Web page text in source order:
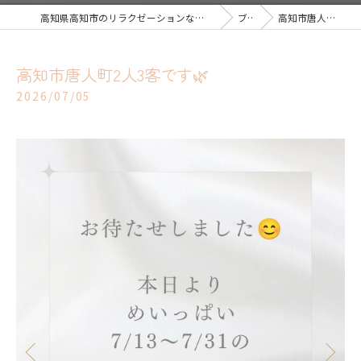
高知県高知市のリラクゼーションならキモチ上がるカラダ改善 2人3客 ブログ 高知市唐人町2人3客です🌿
高知市唐人町2人3客です🌿
2026/07/05